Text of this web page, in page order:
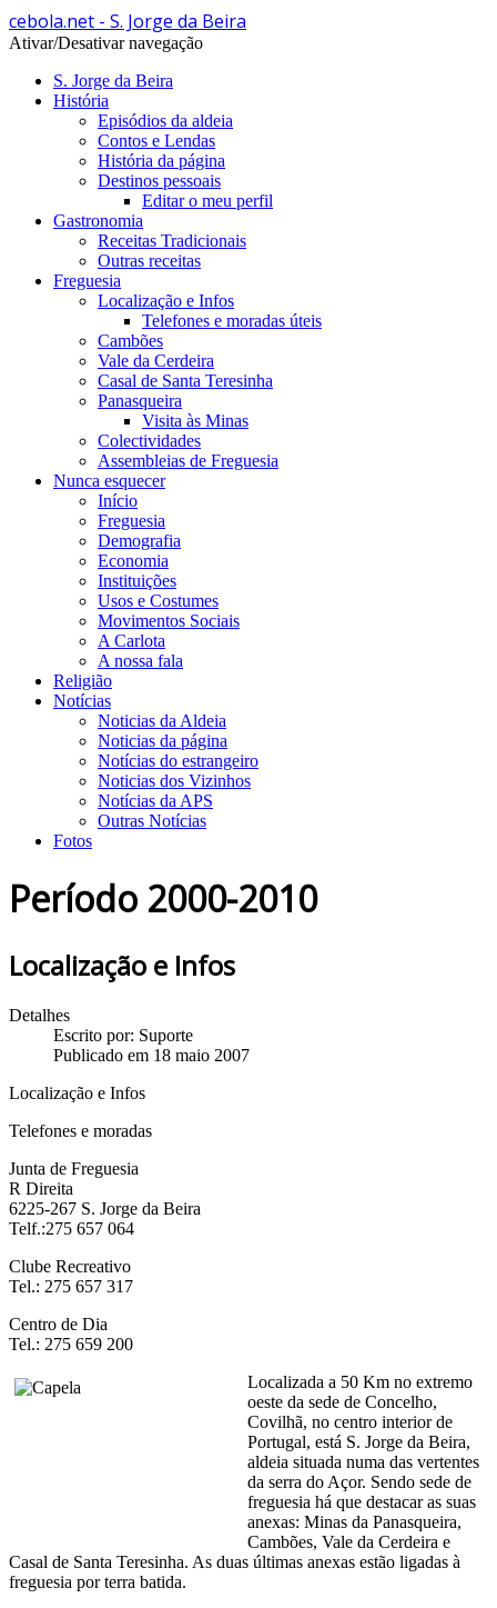
cebola.net - S. Jorge da Beira
Ativar/Desativar navegação
S. Jorge da Beira
História
Episódios da aldeia
Contos e Lendas
História da página
Destinos pessoais
Editar o meu perfil
Gastronomia
Receitas Tradicionais
Outras receitas
Freguesia
Localização e Infos
Telefones e moradas úteis
Cambões
Vale da Cerdeira
Casal de Santa Teresinha
Panasqueira
Visita às Minas
Colectividades
Assembleias de Freguesia
Nunca esquecer
Início
Freguesia
Demografia
Economia
Instituições
Usos e Costumes
Movimentos Sociais
A Carlota
A nossa fala
Religião
Notícias
Noticias da Aldeia
Noticias da página
Notícias do estrangeiro
Noticias dos Vizinhos
Notícias da APS
Outras Notícias
Fotos
Período 2000-2010
Localização e Infos
Detalhes
Escrito por: Suporte
Publicado em 18 maio 2007
Localização e Infos
Telefones e moradas
Junta de Freguesia
R Direita
6225-267 S. Jorge da Beira
Telf.:275 657 064
Clube Recreativo
Tel.: 275 657 317
Centro de Dia
Tel.: 275 659 200
Localizada a 50 Km no extremo
oeste da sede de Concelho,
Covilhã, no centro interior de
Portugal, está S. Jorge da Beira,
aldeia situada numa das vertentes
da serra do Açor. Sendo sede de
freguesia há que destacar as suas
anexas: Minas da Panasqueira,
Cambões, Vale da Cerdeira e
Casal de Santa Teresinha. As duas últimas anexas estão ligadas à
freguesia por terra batida.